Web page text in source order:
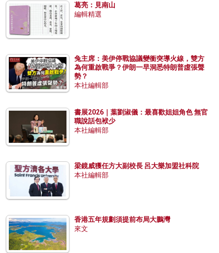
葛亮：見南山
編輯精選
兔主席：美伊停戰協議變衝突導火線，雙方
為何重啟戰爭？伊朗一早洞悉特朗普虛張聲
勢？
本社編輯部
書展2026｜葉劉淑儀：最喜歡姐姐角色 無官
職說話包袱少
本社編輯部
梁鏡威獲任方大副校長 呂大樂加盟社科院
本社編輯部
香港五年規劃須提前布局大鵬灣
來文